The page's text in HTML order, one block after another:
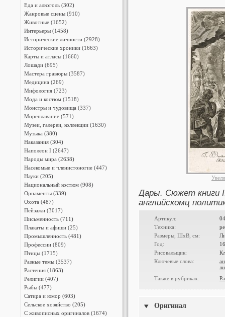
Еда и алкоголь (302)
Жанровые сцены (910)
Животные (1652)
Интерьеры (1458)
Исторические личности (2928)
Исторические хроники (1663)
Карты и атласы (1660)
Лошади (695)
Мастера гравюры (3587)
Медицина (269)
Мифология (723)
Мода и костюм (1518)
Монстры и чудовища (337)
Мореплавание (571)
Музеи, галереи, коллекции (1630)
Музыка (380)
Наказания (304)
Наполеон I (2647)
Народы мира (2638)
Насекомые и членистоногие (447)
Науки (205)
Национальный костюм (908)
Орнаменты (339)
Охота (487)
Пейзажи (3017)
Письменность (711)
Плакаты и афиши (25)
Промышленность (481)
Профессии (809)
Птицы (1715)
Разные темы (3537)
Растения (1863)
Религии (407)
Рыбы (477)
Сатира и юмор (603)
Сельское хозяйство (205)
С живописных оригиналов (1674)
Дары. Сюжет книги
английскомц
Артикул:
Техника:
Размеры, ШxВ, см:
Год:
Рисовальщик:
Ключевые слова:
Также в рубриках:
Оригинал